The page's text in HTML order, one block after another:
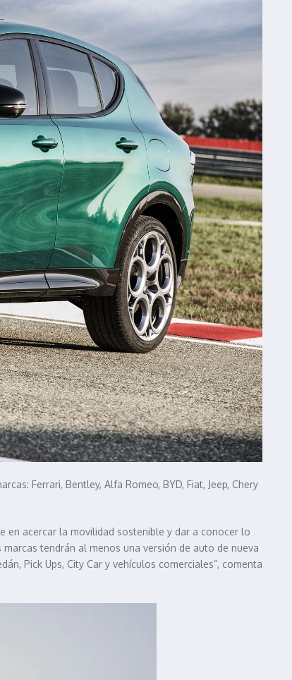
Ferrari, Bentley, Alfa Romeo, BYD, Fiat, Jeep, Chery
en acercar la movilidad sostenible y dar a conocer lo
tendrán al menos una versión de auto de nueva
Pick Ups, City Car y vehículos comerciales”, comenta